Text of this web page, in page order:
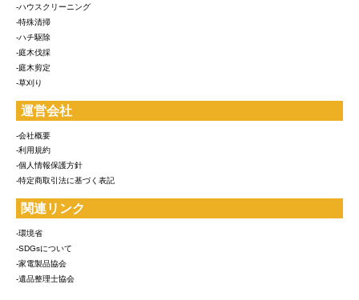
-ハウスクリーニング
-特殊清掃
-ハチ駆除
-庭木伐採
-庭木剪定
-草刈り
運営会社
-会社概要
-利用規約
-個人情報保護方針
-特定商取引法に基づく表記
関連リンク
-環境省
-SDGsについて
-家電製品協会
-遺品整理士協会